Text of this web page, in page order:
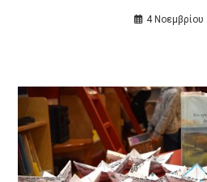
4 Νοεμβρίου